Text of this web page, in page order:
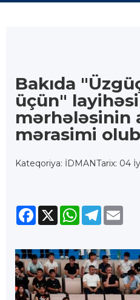
Bakıda
üçün"
mərhələsinin
mərasimi olub
Kateqoriya: İDMANTarix: 04
Facebook
X WhatsApp
Telegram